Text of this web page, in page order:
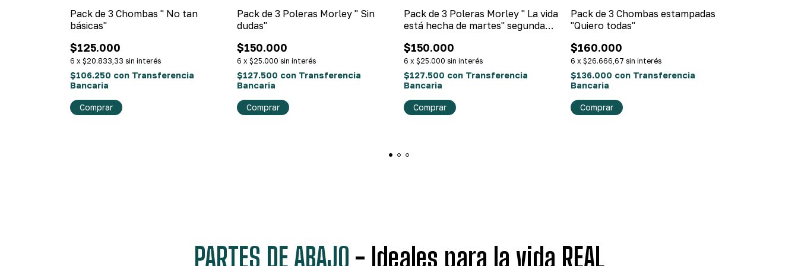
Pack de 3 Chombas " No tan
básicas"
$125.000
6 x $20.833,33 sin interés
$106.250 con Transferencia
Bancaria
Comprar
Pack de 3 Poleras Morley " Sin
dudas"
$150.000
6 x $25.000 sin interés
$127.500 con Transferencia
Bancaria
Comprar
Pack de 3 Poleras Morley " La vida
está hecha de martes" segunda
$150.000
6 x $25.000 sin interés
$127.500 con Transferencia
Bancaria
Comprar
Pack de 3 Chombas estampadas
"Quiero todas"
$160.000
6 x $26.666,67 sin interés
$136.000 con Transferencia
Bancaria
Comprar
PARTES DE ABAJO - Ideales para la vida REAL